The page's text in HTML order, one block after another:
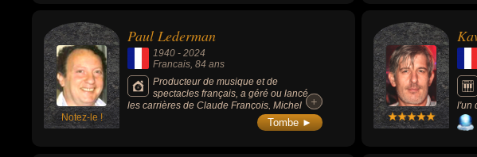
Notez-le !
Paul Lederman
1940 - 2024
Francais, 84 ans
Producteur de musique et de
spectacles français, a géré ou lancé
les carrières de Claude François, Michel
Polnareff, Mike Brant, Thierry Le Luron,
Coluche, Les Inconnus, Michèle Torr, Hervé
+
+
Tombe ►
l'un